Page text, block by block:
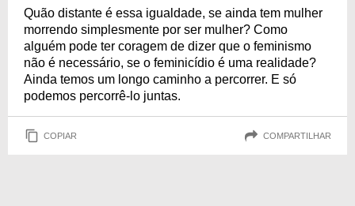
Quão distante é essa igualdade, se ainda tem mulher
morrendo simplesmente por ser mulher? Como
alguém pode ter coragem de dizer que o feminismo
não é necessário, se o feminicídio é uma realidade?
Ainda temos um longo caminho a percorrer. E só
podemos percorrê-lo juntas.
COPIAR COMPARTILHAR